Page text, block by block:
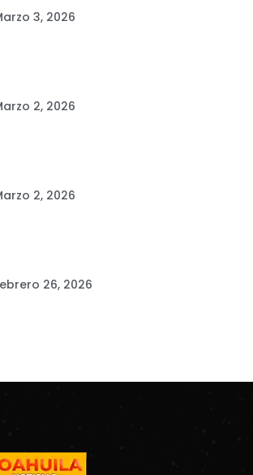
3, 2026
2, 2026
2, 2026
26, 2026